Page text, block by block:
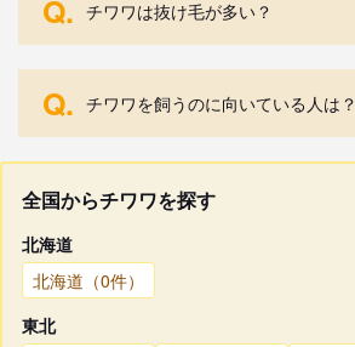
Q. チワワは抜け毛が多い？
Q. チワワを飼うのに向いている人は？
全国からチワワを探す
北海道
北海道（0件）
東北